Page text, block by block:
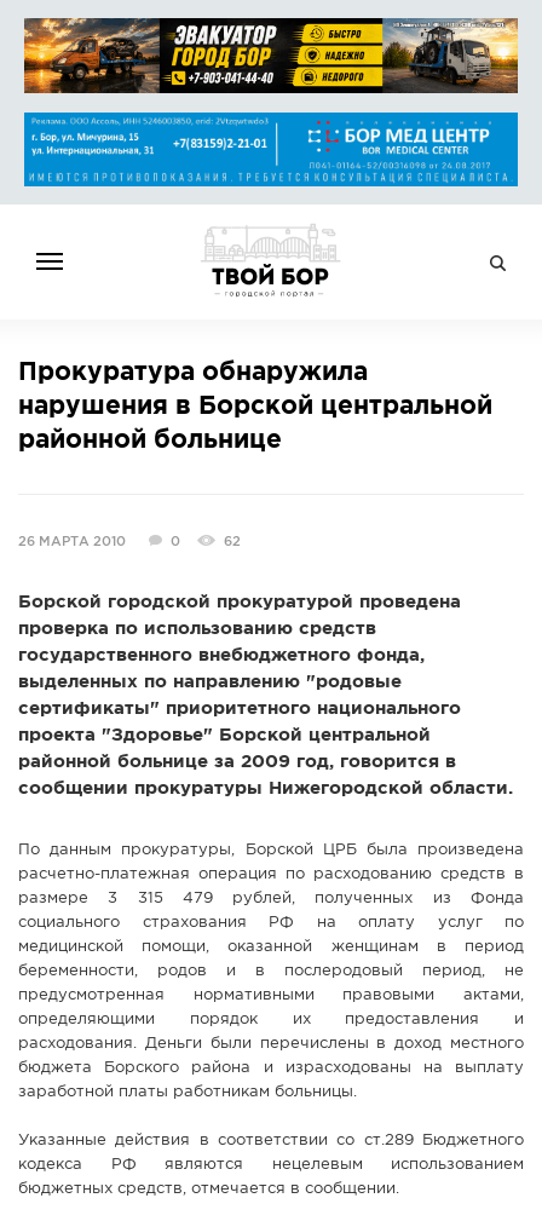
НОВОСТИ
СПРАВОЧНИК
АФИША
КАМЕРЫ
КОНКУРСЫ
СТАТЬИ
ГОЛОСОВАНИЯ
ПРЕДЛОЖИТЬ НОВОСТЬ
Прокуратура обнаружила
нарушения в Борской центральной
районной больнице
26 МАРТА 2010 0 62
Борской городской прокуратурой проведена
проверка по использованию средств
государственного внебюджетного фонда,
выделенных по направлению "родовые
сертификаты" приоритетного национального
проекта "Здоровье" Борской центральной
районной больнице за 2009 год, говорится в
сообщении прокуратуры Нижегородской области.
По данным прокуратуры, Борской ЦРБ была произведена
расчетно-платежная операция по расходованию средств в
размере 3 315 479 рублей, полученных из Фонда
социального страхования РФ на оплату услуг по
медицинской помощи, оказанной женщинам в период
беременности, родов и в послеродовый период, не
предусмотренная нормативными правовыми актами,
определяющими порядок их предоставления и
расходования. Деньги были перечислены в доход местного
бюджета Борского района и израсходованы на выплату
заработной платы работникам больницы.
Указанные действия в соответствии со ст.289 Бюджетного
кодекса РФ являются нецелевым использованием
бюджетных средств, отмечается в сообщении.